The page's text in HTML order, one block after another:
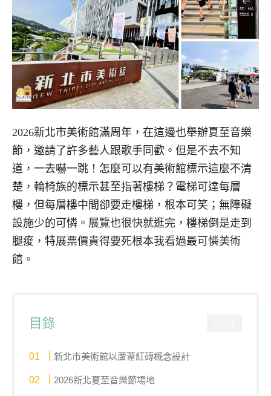
2026新北市美術館滿周年，在這邊也舉辦夏至音樂
節，邀請了許多藝人跟歌手同歡。但是不去不知
道，一去嚇一跳！怎麼可以有美術館標示這麼不清
楚，輪椅族的標示甚至指著樓梯？電梯可達每層
樓，但每層樓中間卻要走樓梯，根本可笑；無障礙
設施少的可憐。展覽也很快就逛完，樓梯倒是走到
腿痠，特展票價貴得要死根本我看過最可憐美術
館。
目錄
新北市美術館以蘆葦紅磚概念設計
2026新北夏至音樂節場地